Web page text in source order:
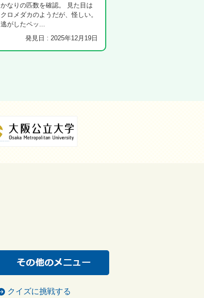
かなりの匹数を確認。 見た目は
クロメダカのようだが、怪しい。
逃がしたペッ...
発見日 : 2025年12月19日
クイズに挑戦する